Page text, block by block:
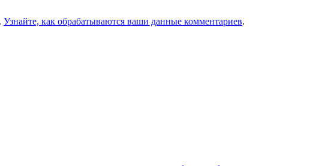
Узнайте, как обрабатываются ваши данные комментариев.